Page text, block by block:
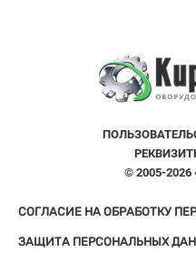
© 2005-2026
СОГЛАСИЕ НА ОБРАБОТКУ
ЗАЩИТА ПЕРСОНАЛЬНЫХ